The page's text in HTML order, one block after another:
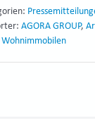
AGORA GROUP,
Wohnimmobilen